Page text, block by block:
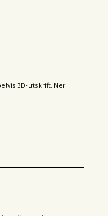
3D-utskrift. Mer